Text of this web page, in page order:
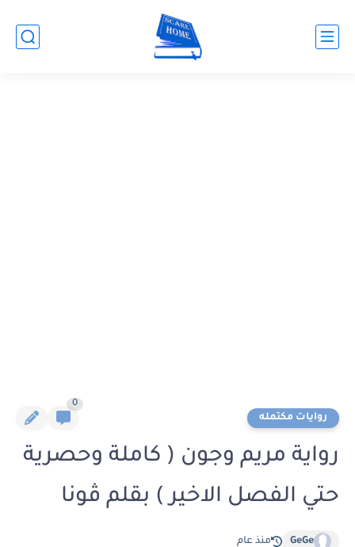
روايات مكتمله
0
رواية مريم وجون ( كاملة وحصرية
حتي الفصل الاخير ) بقلم ڤونا
GeGe منذ عام